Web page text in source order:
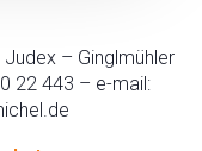
– Ginglmühler
22 443 – e-mail: